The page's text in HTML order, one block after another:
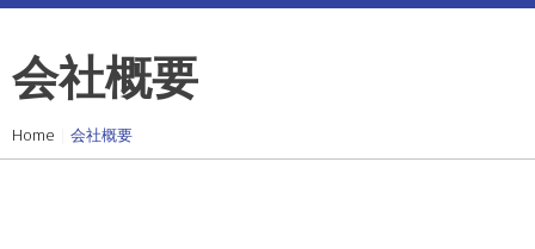
o
e
会社概要
Home 会社概要